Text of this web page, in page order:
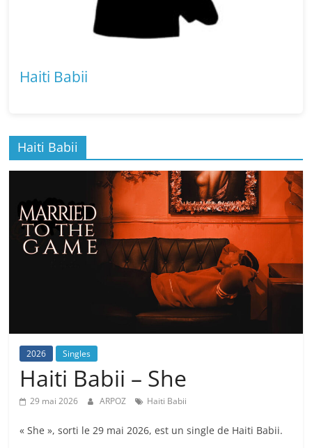
Haiti Babii
Haiti Babii
2026 Singles
Haiti Babii – She
29 mai 2026 ARPOZ Haiti Babii
« She », sorti le 29 mai 2026, est un single de Haiti Babii.